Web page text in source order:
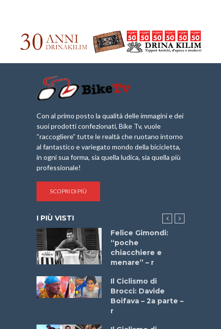
Con al primo posto la qualità delle immagini e dei
suoi prodotti confezionati, Bike Tv, vuole
“raccogliere” tutte le realtà che ruotano intorno
al fantastico e variegato mondo della bicicletta,
in ogni sua forma, sia quella ludica, sia quella più
professionale!
SCOPRI DI PIÙ
I PIÙ VISTI
Felice Gimondi:
“poche
chiacchiere e
menare” – r
Il Ciclismo di
Brocci: Davide
Boifava – 2a parte –
r